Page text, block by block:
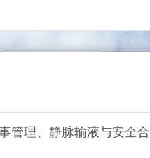
管理、静脉输液与安全